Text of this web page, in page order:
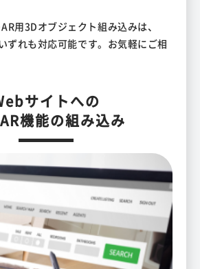
用3Dオブジェクト組み込みは、
れも対応可能です。お気軽にご相
サイトへの
機能の組み込み